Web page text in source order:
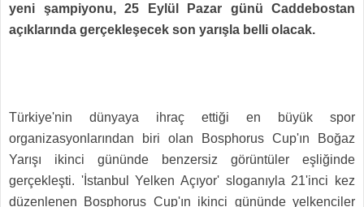
yeni şampiyonu, 25 Eylül Pazar günü Caddebostan
açıklarında gerçekleşecek son yarışla belli olacak.
Türkiye'nin dünyaya ihraç ettiği en büyük spor
organizasyonlarından biri olan Bosphorus Cup'ın Boğaz
Yarışı ikinci gününde benzersiz görüntüler eşliğinde
gerçekleşti. 'İstanbul Yelken Açıyor' sloganıyla 21'inci kez
düzenlenen Bosphorus Cup'ın ikinci gününde yelkenciler